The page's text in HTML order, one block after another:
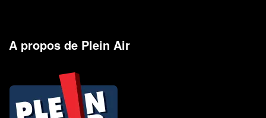
A propos de Plein Air